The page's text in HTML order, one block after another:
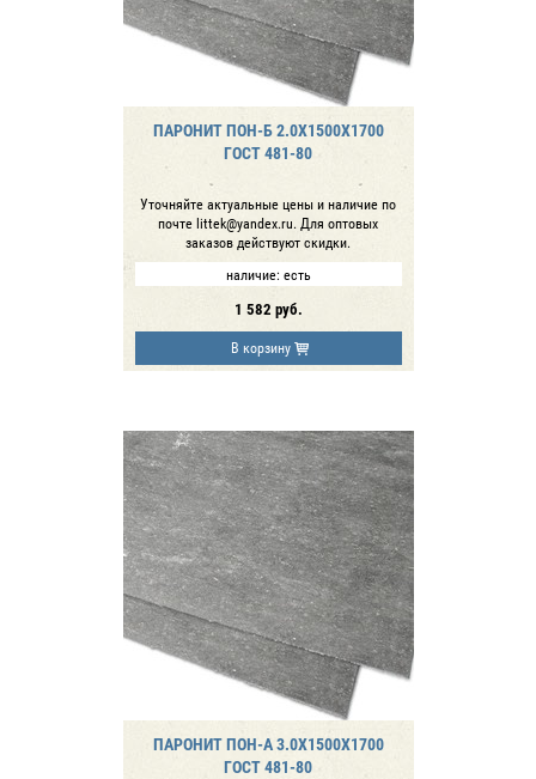
ПАРОНИТ ПОН-Б 2.0Х1500Х1700
ГОСТ 481-80
Уточняйте актуальные цены и наличие по
почте littek@yandex.ru. Для оптовых
заказов действуют скидки.
наличие: есть
1 582 руб.
В корзину
ПАРОНИТ ПОН-А 3.0Х1500Х1700
ГОСТ 481-80